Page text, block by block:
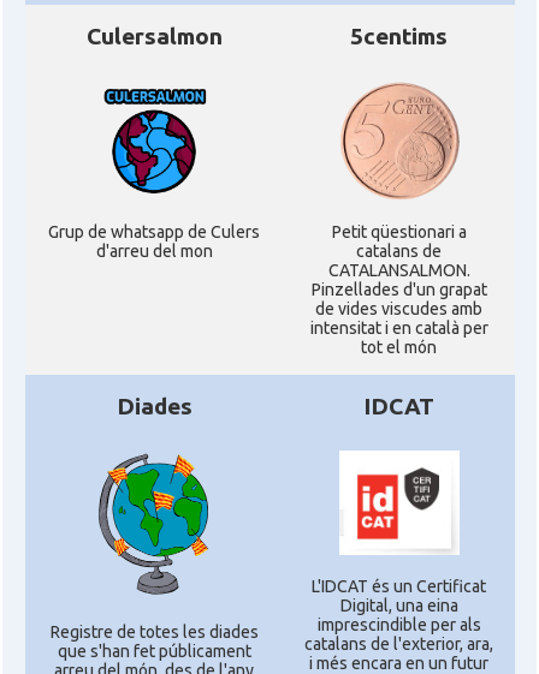
Culersalmon
Grup de whatsapp de Culers
d'arreu del mon
5centims
Petit qüestionari a
catalans de
CATALANSALMON.
Pinzellades d'un grapat
de vides viscudes amb
intensitat i en català per
tot el món
Diades
Registre de totes les diades
que s'han fet públicament
arreu del món, des de l'any
IDCAT
L'IDCAT és un Certificat
Digital, una eina
imprescindible per als
catalans de l'exterior, ara,
i més encara en un futur